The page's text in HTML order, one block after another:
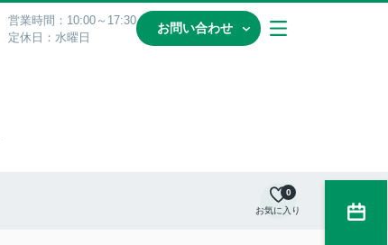
営業時間：10:00～17:30
定休日：水曜日
お問い合わせ
お気に入り
0